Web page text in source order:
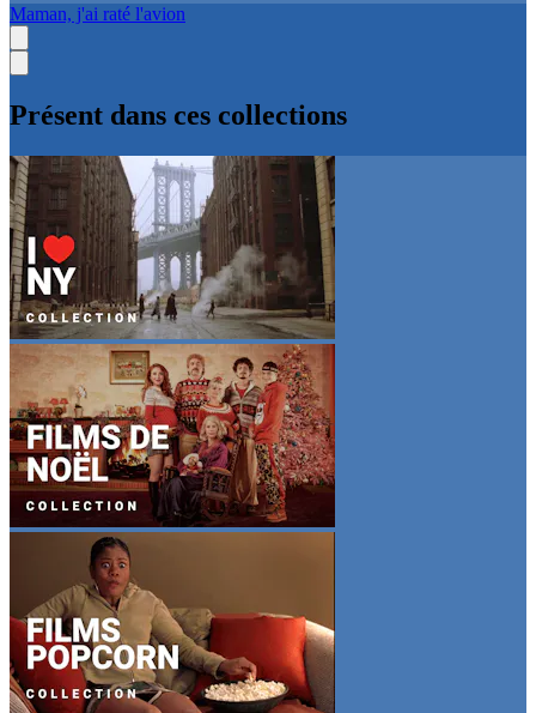
Maman, j'ai raté l'avion
Présent dans ces collections